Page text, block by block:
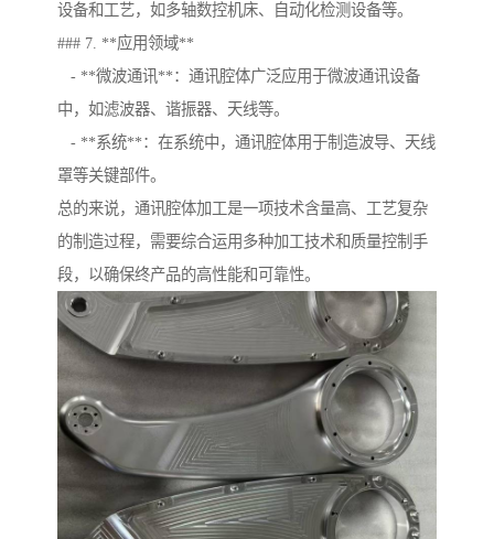
设备和工艺，如多轴数控机床、自动化检测设备等。
### 7. **应用领域**
- **微波通讯**：通讯腔体广泛应用于微波通讯设备
中，如滤波器、谐振器、天线等。
- **系统**：在系统中，通讯腔体用于制造波导、天线
罩等关键部件。
总的来说，通讯腔体加工是一项技术含量高、工艺复杂
的制造过程，需要综合运用多种加工技术和质量控制手
段，以确保终产品的高性能和可靠性。